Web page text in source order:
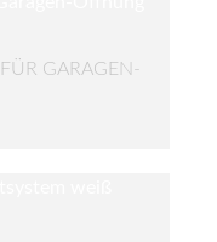
GARAGEN-